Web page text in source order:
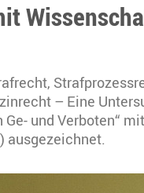
– Eine
und Verboten“
ausgezeichnet.